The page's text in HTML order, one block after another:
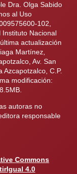
Dra. Olga Sabido
al Uso
102,
Nacional
actualización
Martínez,
Av. San
Azcapotzalco, C.P.
modificación:
autoras no
responsable
Commons
4.0